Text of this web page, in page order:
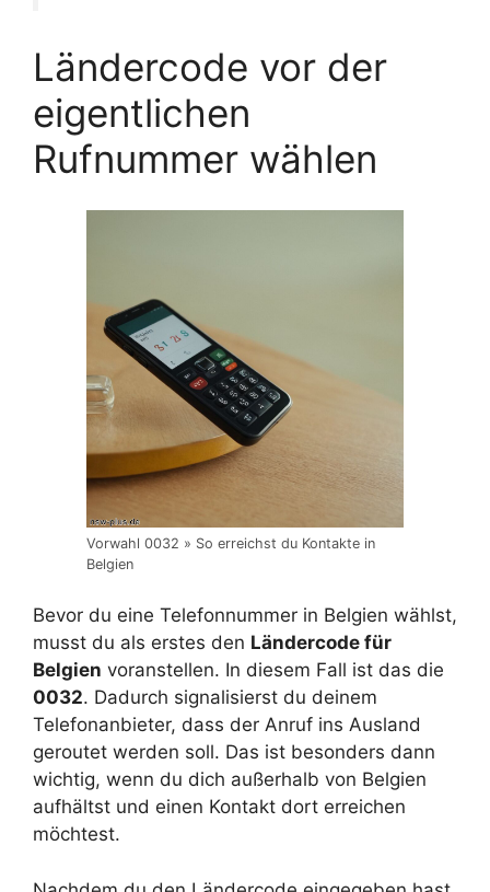
Ländercode vor der
eigentlichen
Rufnummer wählen
Vorwahl 0032 » So erreichst du Kontakte in
Belgien
Bevor du eine Telefonnummer in Belgien wählst,
musst du als erstes den Ländercode für
Belgien voranstellen. In diesem Fall ist das die
0032. Dadurch signalisierst du deinem
Telefonanbieter, dass der Anruf ins Ausland
geroutet werden soll. Das ist besonders dann
wichtig, wenn du dich außerhalb von Belgien
aufhältst und einen Kontakt dort erreichen
möchtest.